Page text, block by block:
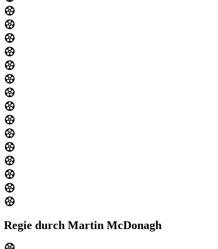
Regie durch Martin McDonagh